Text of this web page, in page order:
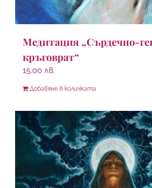
Медитация „Сърдечно-
кръговрат“
15.00 лв.
Добавяне в количката